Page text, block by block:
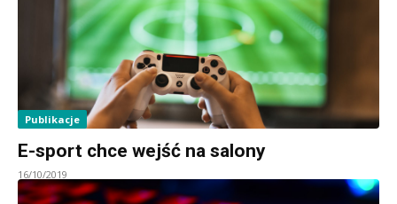
Publikacje
E-sport chce wejść na salony
16/10/2019